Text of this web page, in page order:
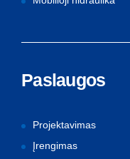
Paslaugos
Projektavimas
Įrengimas